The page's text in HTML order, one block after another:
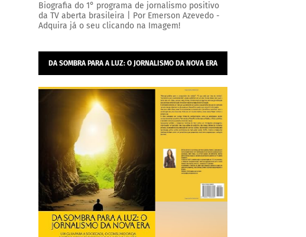
Biografia do 1° programa de jornalismo positivo
da TV aberta brasileira | Por Emerson Azevedo -
Adquira já o seu clicando na Imagem!
DA SOMBRA PARA A LUZ: O JORNALISMO DA NOVA ERA